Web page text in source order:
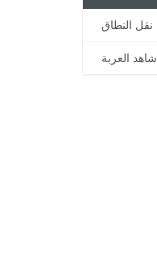
نقل النطاق
شاهد العربة